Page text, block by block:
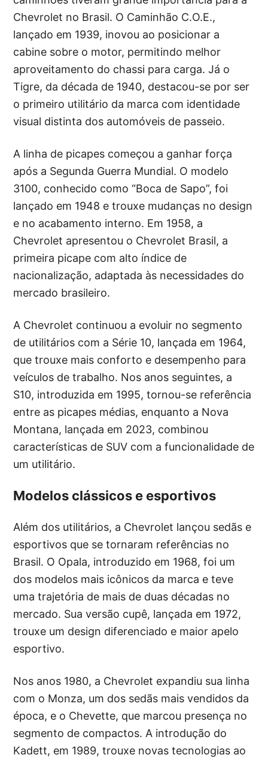
Chevrolet no Brasil. O Caminhão C.O.E.,
lançado em 1939, inovou ao posicionar a
cabine sobre o motor, permitindo melhor
aproveitamento do chassi para carga. Já o
Tigre, da década de 1940, destacou-se por ser
o primeiro utilitário da marca com identidade
visual distinta dos automóveis de passeio.
A linha de picapes começou a ganhar força
após a Segunda Guerra Mundial. O modelo
3100, conhecido como “Boca de Sapo”, foi
lançado em 1948 e trouxe mudanças no design
e no acabamento interno. Em 1958, a
Chevrolet apresentou o Chevrolet Brasil, a
primeira picape com alto índice de
nacionalização, adaptada às necessidades do
mercado brasileiro.
A Chevrolet continuou a evoluir no segmento
de utilitários com a Série 10, lançada em 1964,
que trouxe mais conforto e desempenho para
veículos de trabalho. Nos anos seguintes, a
S10, introduzida em 1995, tornou-se referência
entre as picapes médias, enquanto a Nova
Montana, lançada em 2023, combinou
características de SUV com a funcionalidade de
um utilitário.
Modelos clássicos e esportivos
Além dos utilitários, a Chevrolet lançou sedãs e
esportivos que se tornaram referências no
Brasil. O Opala, introduzido em 1968, foi um
dos modelos mais icônicos da marca e teve
uma trajetória de mais de duas décadas no
mercado. Sua versão cupê, lançada em 1972,
trouxe um design diferenciado e maior apelo
esportivo.
Nos anos 1980, a Chevrolet expandiu sua linha
com o Monza, um dos sedãs mais vendidos da
época, e o Chevette, que marcou presença no
segmento de compactos. A introdução do
Kadett, em 1989, trouxe novas tecnologias ao